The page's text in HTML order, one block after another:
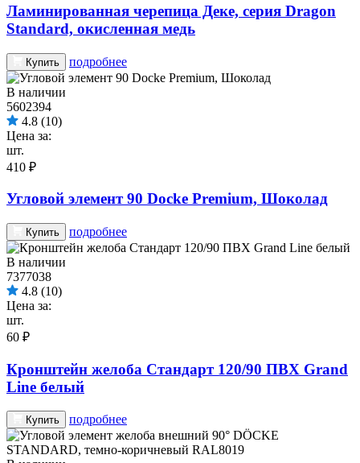
Ламинированная черепица Деке, серия Dragon
Standard, окисленная медь
Купить подробнее
В наличии
5602394
4.8 (10)
Цена за:
шт.
410 ₽
Угловой элемент 90 Docke Premium, Шоколад
Купить подробнее
В наличии
7377038
4.8 (10)
Цена за:
шт.
60 ₽
Кронштейн желоба Стандарт 120/90 ПВХ Grand
Line белый
Купить подробнее